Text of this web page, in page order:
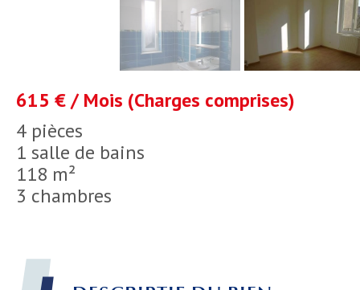
4 pièces
1 salle de bains
118 m²
3 chambres
615 € / Mois (Charges comprises)